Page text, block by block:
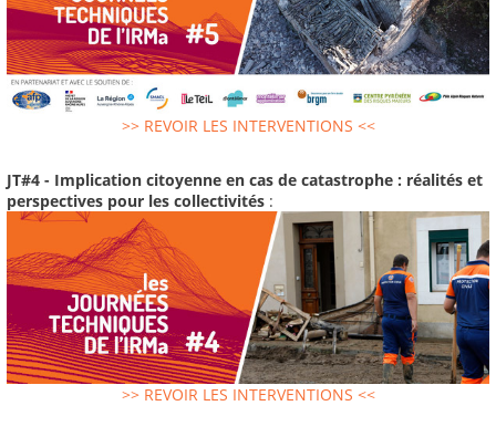
>> REVOIR LES INTERVENTIONS <<
JT#4 - Implication citoyenne en cas de catastrophe : réalités et
perspectives pour les collectivités :
>> REVOIR LES INTERVENTIONS <<